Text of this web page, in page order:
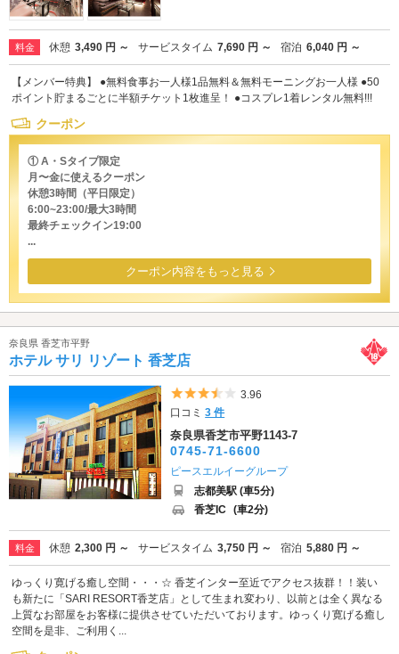
料金 休憩 3,490 円 ～ サービスタイム 7,690 円 ～ 宿泊 6,040 円 ～
【メンバー特典】 ●無料食事お一人様1品無料＆無料モーニングお一人様 ●50
ポイント貯まるごとに半額チケット1枚進呈！ ●コスプレ1着レンタル無料!!!
クーポン
① A・Sタイプ限定
月〜金に使えるクーポン
休憩3時間（平日限定）
6:00~23:00/最大3時間
最終チェックイン19:00
...
クーポン内容をもっと見る
奈良県 香芝市平野
ホテル サリ リゾート 香芝店
5つ星のうち3.5
3.96
口コミ3 件
奈良県香芝市平野1143-7
0745-71-6600
ピースエルイーグループ
志都美駅 (車5分)
香芝IC (車2分)
料金 休憩 2,300 円 ～ サービスタイム 3,750 円 ～ 宿泊 5,880 円 ～
ゆっくり寛げる癒し空間・・・☆ 香芝インター至近でアクセス抜群！！装い
も新たに「SARI RESORT香芝店」として生まれ変わり、以前とは全く異なる
上質なお部屋をお客様に提供させていただいております。ゆっくり寛げる癒し
空間を是非、ご利用く...